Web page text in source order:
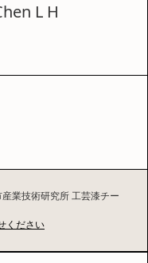
L H
業技術研究所 工芸漆チー
ください